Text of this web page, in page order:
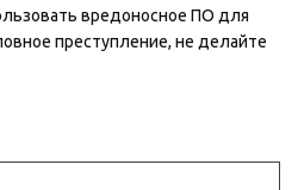
вредоносное ПО для
преступление, не делайте